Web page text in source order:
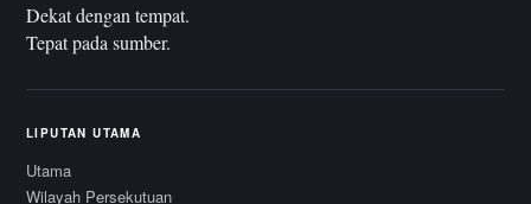
Dekat dengan tempat.
Tepat pada sumber.
LIPUTAN UTAMA
Utama
Wilayah Persekutuan